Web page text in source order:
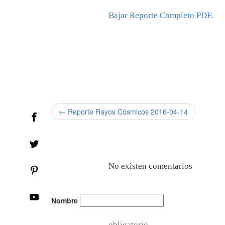
Bajar Reporte Completo PDF.
← Reporte Rayos Cósmicos 2016-04-14
No existen comentarios
Nombre